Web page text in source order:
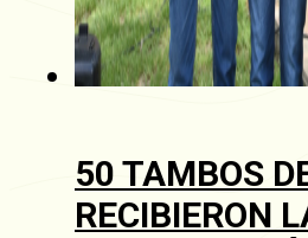
50 TAMBOS
RECIBIERON